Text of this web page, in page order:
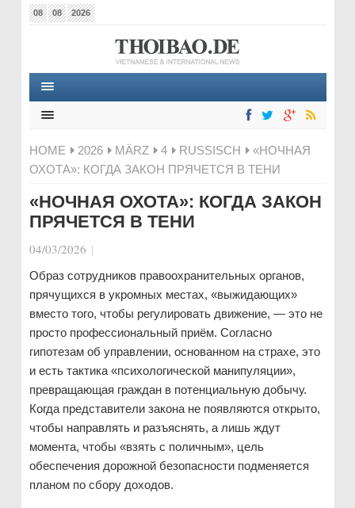
08 08 2026
HOME 2026 MÄRZ 4 RUSSISCH
«НОЧНАЯ
ОХОТА»: КОГДА ЗАКОН ПРЯЧЕТСЯ В ТЕНИ
«НОЧНАЯ ОХОТА»: КОГДА ЗАКОН
ПРЯЧЕТСЯ В ТЕНИ
04/03/2026 |
Образ сотрудников правоохранительных органов,
прячущихся в укромных местах, «выжидающих»
вместо того, чтобы регулировать движение, — это не
просто профессиональный приём. Согласно
гипотезам об управлении, основанном на страхе, это
и есть тактика «психологической манипуляции»,
превращающая граждан в потенциальную добычу.
Когда представители закона не появляются открыто,
чтобы направлять и разъяснять, а лишь ждут
момента, чтобы «взять с поличным», цель
обеспечения дорожной безопасности подменяется
планом по сбору доходов.